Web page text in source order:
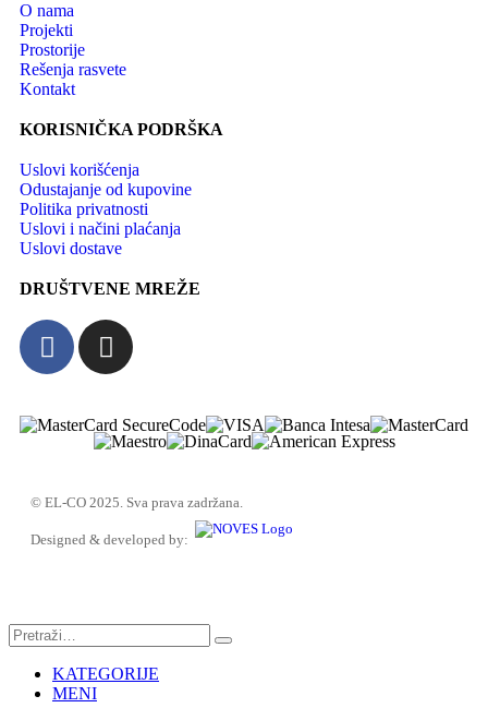
O nama
Projekti
Prostorije
Rešenja rasvete
Kontakt
KORISNIČKA PODRŠKA
Uslovi korišćenja
Odustajanje od kupovine
Politika privatnosti
Uslovi i načini plaćanja
Uslovi dostave
DRUŠTVENE MREŽE
© EL-CO 2025. Sva prava zadržana.
Designed & developed by:
KATEGORIJE
MENI